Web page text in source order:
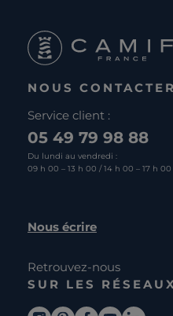
NOUS CONTACTER
Service client :
05 49 79 98 88
Du lundi au vendredi :
09 h 00 – 13 h 00 / 14 h 00 – 17 h 00
Nous écrire
Retrouvez-nous
SUR LES RÉSEAUX